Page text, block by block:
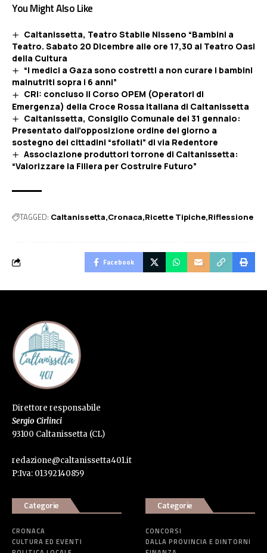
You Might Also Like
Caltanissetta, Teatro Stabile Nisseno “Bambini a
Teatro. Sabato 20 Dicembre alle ore 17,30 al Teatro Oasi
della Cultura
“I medici a Gaza sono costretti a non curare i bambini
malnutriti sopra i 6 anni”
CRI: concluso il Corso OPEM (Operatori di
Emergenza) della Croce Rossa Italiana di Caltanissetta
Caltanissetta, Consiglio Comunale del 31 gennaio:
Presentato dall’opposizione ordine del giorno a
sostegno dei cittadini “sfollati” di via Redentore
Associazione produttori torrone di Caltanissetta:
“Valorizzare la Filiera per Costruire Futuro”
TAGGED: Caltanissetta Cronaca Ricette Tipiche Riflessione
Facebook
Direttore responsabile
Sergio Cirlinci
93100 Caltanissetta (CL)
redazione@caltanissetta401.it
P:Iva: 01392140859
Categorie
CRONACA
CULTURA ED EVENTI
Categorie
CONCORSI
DALLA PROVINCIA E DINTORNI